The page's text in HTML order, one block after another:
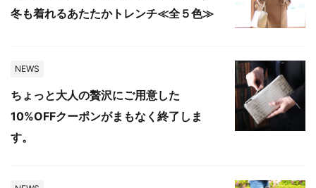
冬も着れるあたたかトレンチ≪全５色≫
NEWS
ちょっと大人の贅沢にご用意した
10%OFFクーポンがまもなく終了しま
す。